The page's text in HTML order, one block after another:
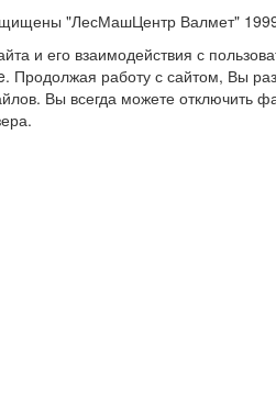
"ЛесМашЦентр Валмет"
и его взаимодействия с
Продолжая работу с сайтом, Вы
Вы всегда можете отключить